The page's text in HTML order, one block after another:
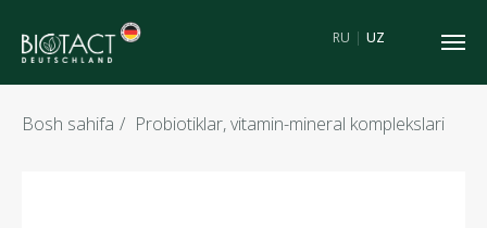
RU | UZ
Bosh sahifa / Probiotiklar, vitamin-mineral komplekslari